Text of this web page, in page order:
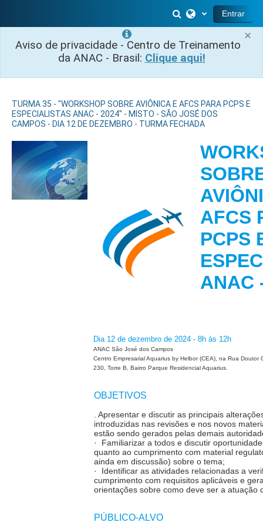
×
Aviso de privacidade - Centro de Treinamento
da ANAC - Brasil: Clique aqui!
Alternar entrada
Entrar
TURMA 35 - "WORKSHOP SOBRE AVIÔNICA E AFCS PARA PCPS E
ESPECIALISTAS ANAC - 2024" - MISTO - SÃO JOSÉ DOS
CAMPOS - DIA 12 DE DEZEMBRO - TURMA FECHADA
AFCS
PCPS
Dia 12 de dezembro de 2024 - 8h às 12h
ANAC São José dos Campos
Centro Empresarial Aquarius by Helbor (CEA), na Rua Doutor
230, Torre B, Bairro Parque Residencial Aquarius.
OBJETIVOS
. Apresentar e discutir as principais
introduzidas nas revisões e nos novos
estão sendo gerados pelas demais
· Familiarizar a todos e discutir
quanto ao cumprimento com material
ainda em discussão) sobre o tema;
· Identificar as atividades relacionadas a
cumprimento com requisitos aplicáveis e
orientações sobre como deve ser a atuação
PÚBLICO-ALVO